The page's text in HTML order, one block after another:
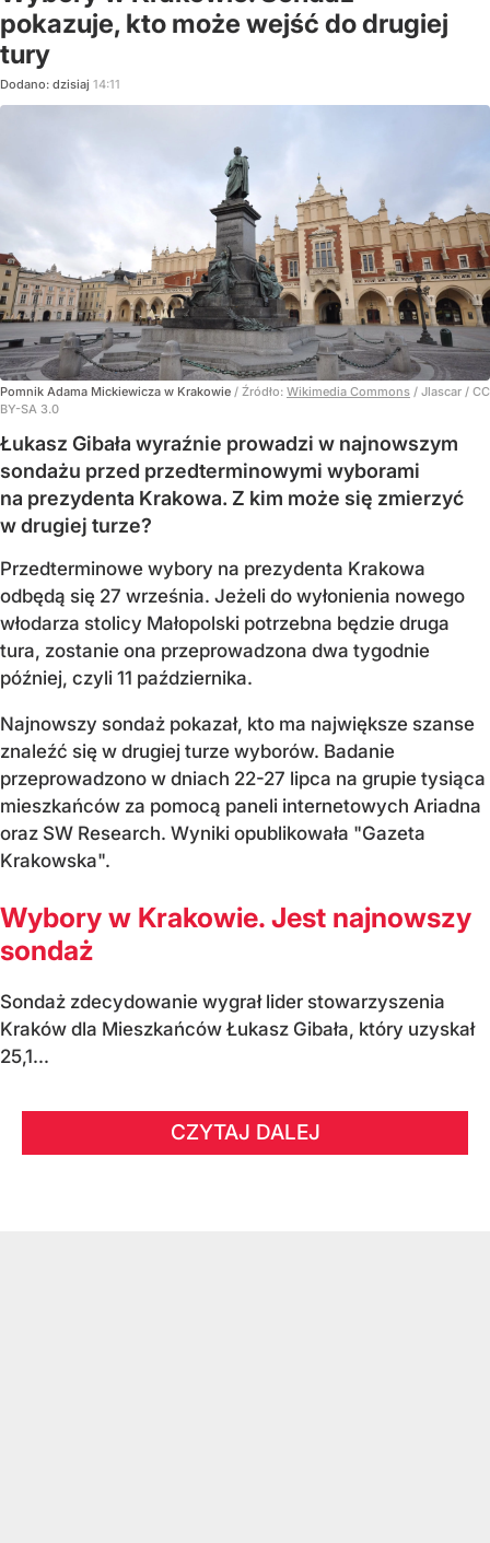
pokazuje, kto może wejść do drugiej
tury
Dodano: dzisiaj 14:11
Pomnik Adama Mickiewicza w Krakowie / Źródło: Wikimedia Commons / Jlascar / CC
BY-SA 3.0
Łukasz Gibała wyraźnie prowadzi w najnowszym
sondażu przed przedterminowymi wyborami
na prezydenta Krakowa. Z kim może się zmierzyć
w drugiej turze?
Przedterminowe wybory na prezydenta Krakowa
odbędą się 27 września. Jeżeli do wyłonienia nowego
włodarza stolicy Małopolski potrzebna będzie druga
tura, zostanie ona przeprowadzona dwa tygodnie
później, czyli 11 października.
Najnowszy sondaż pokazał, kto ma największe szanse
znaleźć się w drugiej turze wyborów. Badanie
przeprowadzono w dniach 22-27 lipca na grupie tysiąca
mieszkańców za pomocą paneli internetowych Ariadna
oraz SW Research. Wyniki opublikowała "Gazeta
Krakowska".
Wybory w Krakowie. Jest najnowszy
sondaż
Sondaż zdecydowanie wygrał lider stowarzyszenia
Kraków dla Mieszkańców Łukasz Gibała, który uzyskał
25,1...
CZYTAJ DALEJ